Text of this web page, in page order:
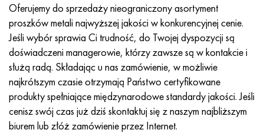
Oferujemy do sprzedaży nieograniczony asortyment
proszków metali najwyższej jakości w konkurencyjnej cenie.
Jeśli wybór sprawia Ci trudność, do Twojej dyspozycji są
doświadczeni managerowie, którzy zawsze są w kontakcie i
służą radą. Składając u nas zamówienie, w możliwie
najkrótszym czasie otrzymają Państwo certyfikowane
produkty spełniające międzynarodowe standardy jakości. Jeśli
cenisz swój czas już dziś skontaktuj się z naszym najbliższym
biurem lub złóż zamówienie przez Internet.